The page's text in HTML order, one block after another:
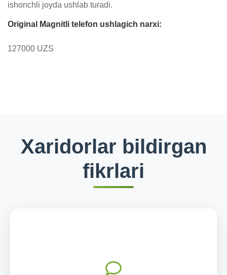
ishonchli joyda ushlab turadi.
Original Magnitli telefon ushlagich narxi:
127000 UZS
Xaridorlar bildirgan
fikrlari